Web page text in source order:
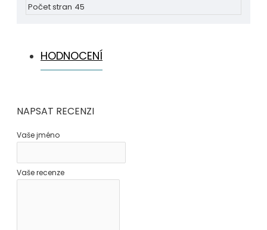
Počet stran 45
HODNOCENÍ
NAPSAT RECENZI
Vaše jméno
Vaše recenze